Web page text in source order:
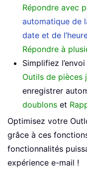
Répondre avec
automatique de
date et de
Répondre à
Simplifiez
Outils de pièces
enregistrer
doublons et
Optimisez votre
grâce à ces
fonctionnalités
expérience e-mail !